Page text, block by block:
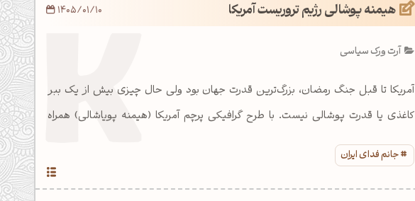
هیمنه پوشالی رژیم تروریست آمریکا
آرت ورک سیاسی
آمریکا تا قبل جنگ رمضان، بزرگ‌ترین قدرت جهان بود ولی حال چیزی بیش از یک ببر
کاغذی یا قدرت پوشالی نیست. با طرح گرافیکی پرچم آمریکا (هیمنه پویاشالی) همراه
باشید.
جانم فدای ایران
1405/01/10